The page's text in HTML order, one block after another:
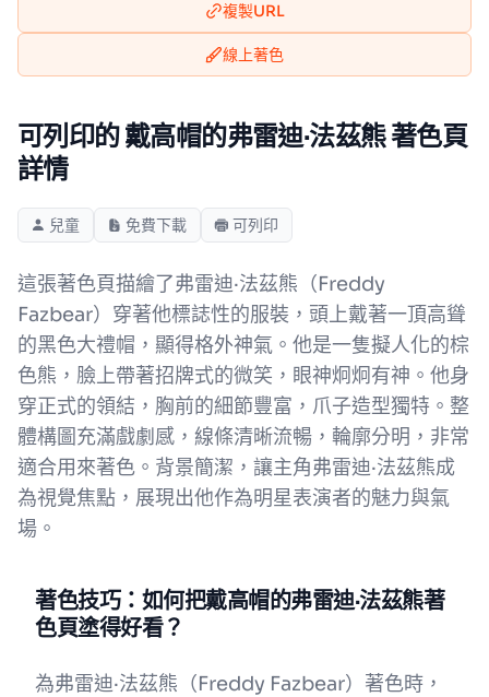
複製URL
線上著色
可列印的 戴高帽的弗雷迪·法茲熊 著色頁
詳情
兒童 免費下載 可列印
這張著色頁描繪了弗雷迪·法茲熊（Freddy
Fazbear）穿著他標誌性的服裝，頭上戴著一頂高聳
的黑色大禮帽，顯得格外神氣。他是一隻擬人化的棕
色熊，臉上帶著招牌式的微笑，眼神炯炯有神。他身
穿正式的領結，胸前的細節豐富，爪子造型獨特。整
體構圖充滿戲劇感，線條清晰流暢，輪廓分明，非常
適合用來著色。背景簡潔，讓主角弗雷迪·法茲熊成
為視覺焦點，展現出他作為明星表演者的魅力與氣
場。
著色技巧：如何把戴高帽的弗雷迪·法茲熊著
色頁塗得好看？
為弗雷迪·法茲熊（Freddy Fazbear）著色時，